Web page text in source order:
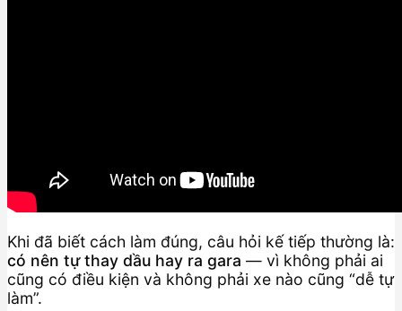
Khi đã biết cách làm đúng, câu hỏi kế tiếp thường là:
có nên tự thay dầu hay ra gara — vì không phải ai
cũng có điều kiện và không phải xe nào cũng “dễ tự
làm”.